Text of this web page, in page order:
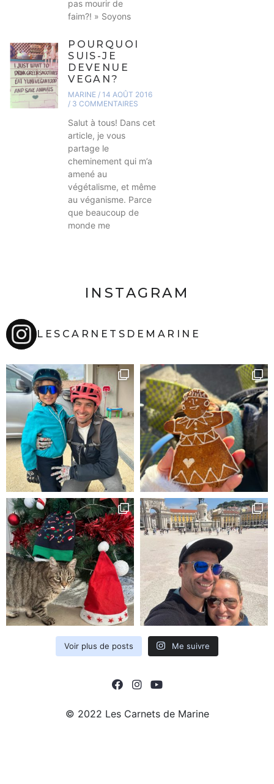
pas mourir de
faim?! » Soyons
POURQUOI
SUIS-JE
DEVENUE
VEGAN?
MARINE 14 AOÛT 2016
3 COMMENTAIRES
Salut à tous! Dans cet
article, je vous
partage le
cheminement qui m’a
amené au
végétalisme, et même
au véganisme. Parce
que beaucoup de
monde me
INSTAGRAM
LESCARNETSDEMARINE
Voir plus de posts Me suivre
© 2022 Les Carnets de Marine